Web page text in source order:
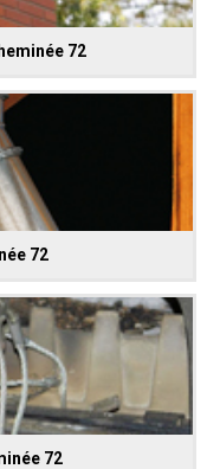
72
72
72